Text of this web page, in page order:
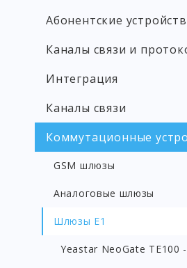
Абонентские
Каналы связи и
Интеграция
Каналы связи
Коммутационные
GSM шлюзы
Аналоговые шлюзы
Шлюзы E1
Yeastar NeoGate TE100